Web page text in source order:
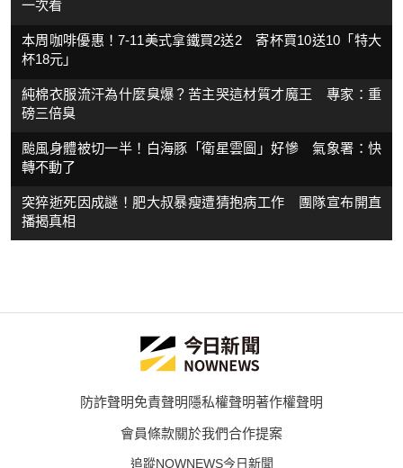
一次看
本周咖啡優惠！7-11美式拿鐵買2送2 寄杯買10送10「特大
杯18元」
純棉衣服流汗為什麼臭爆？苦主哭這材質才魔王 專家：重
磅三倍臭
颱風身體被切一半！白海豚「衛星雲圖」好慘 氣象署：快
轉不動了
突猝逝死因成謎！肥大叔暴瘦遭猜抱病工作 團隊宣布開直
播揭真相
防詐聲明免責聲明隱私權聲明著作權聲明
會員條款關於我們合作提案
追蹤NOWNEWS今日新聞